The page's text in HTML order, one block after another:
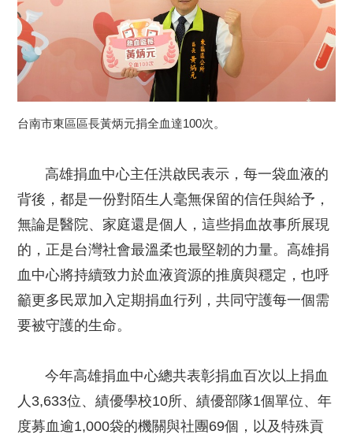
台南市東區區長黃炳元捐全血達100次。
高雄捐血中心主任洪啟民表示，每一袋血液的
背後，都是一份對陌生人毫無保留的信任與給予，
無論是醫院、家庭還是個人，這些捐血故事所展現
的，正是台灣社會最溫柔也最堅韌的力量。高雄捐
血中心將持續致力於血液資源的推廣與穩定，也呼
籲更多民眾加入定期捐血行列，共同守護每一個需
要被守護的生命。
今年高雄捐血中心總共表彰捐血百次以上捐血
人3,633位、績優學校10所、績優部隊1個單位、年
度募血逾1,000袋的機關與社團69個，以及特殊貢